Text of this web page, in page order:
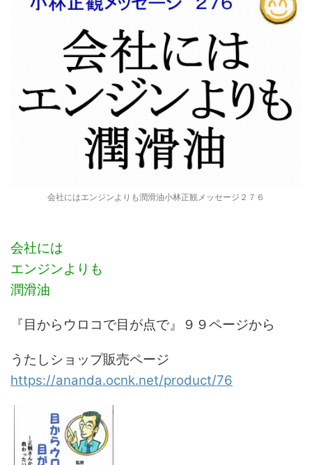
会社にはエンジンよりも潤滑油小林正観メッセージ２７６
会社には
エンジンよりも
潤滑油
『目からウロコで目が点で』９９ページから
うたしショップ販売ページ
https://ananda.ocnk.net/product/76